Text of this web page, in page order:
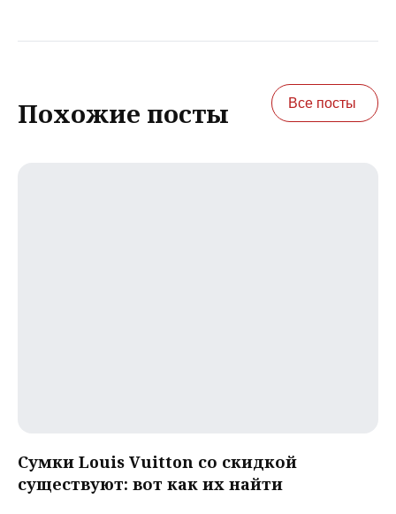
Похожие посты Все посты
Сумки Louis Vuitton со скидкой
существуют: вот как их найти